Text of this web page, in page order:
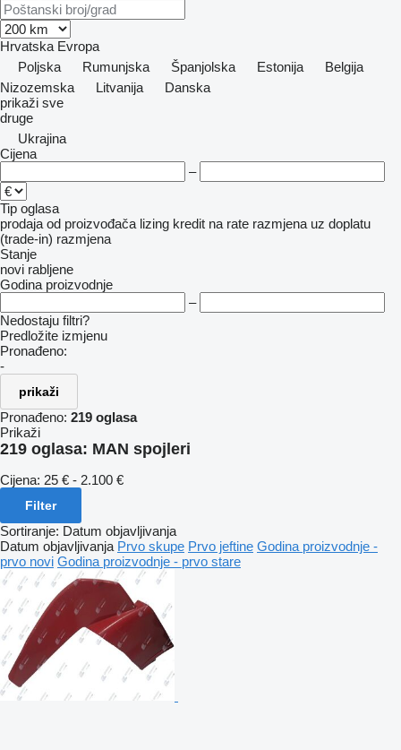
Hrvatska Evropa
Poljska
Rumunjska Španjolska Estonija
Belgija
Nizozemska
Litvanija
Danska
prikaži sve
druge
Ukrajina
Cijena
–
Tip oglasa
prodaja od proizvođača lizing kredit na rate razmjena uz doplatu
(trade-in) razmjena
Stanje
novi rabljene
Godina proizvodnje
–
Nedostaju filtri?
Predložite izmjenu
Pronađeno:
-
prikaži
Pronađeno: 219 oglasa
Prikaži
219 oglasa: MAN spojleri
Cijena: 25 € - 2.100 €
Filter
Sortiranje: Datum objavljivanja
Datum objavljivanja Prvo skupe Prvo jeftine Godina proizvodnje -
prvo novi Godina proizvodnje - prvo stare